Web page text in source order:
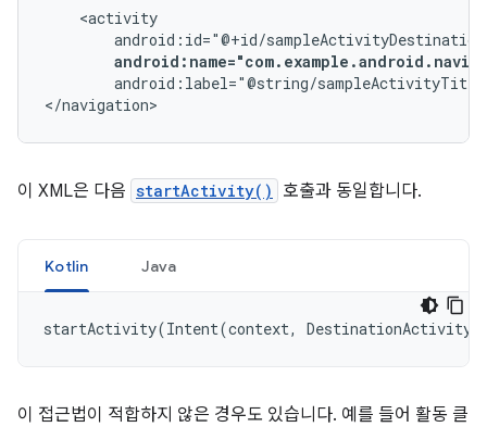
android:label="@string/
</navigation>
이 XML은 다음 startActivity() 호출과 동일합니다.
Kotlin Java
startActivity(Intent(context, DestinationActivity
이 접근법이 적합하지 않은 경우도 있습니다. 예를 들어 활동 클